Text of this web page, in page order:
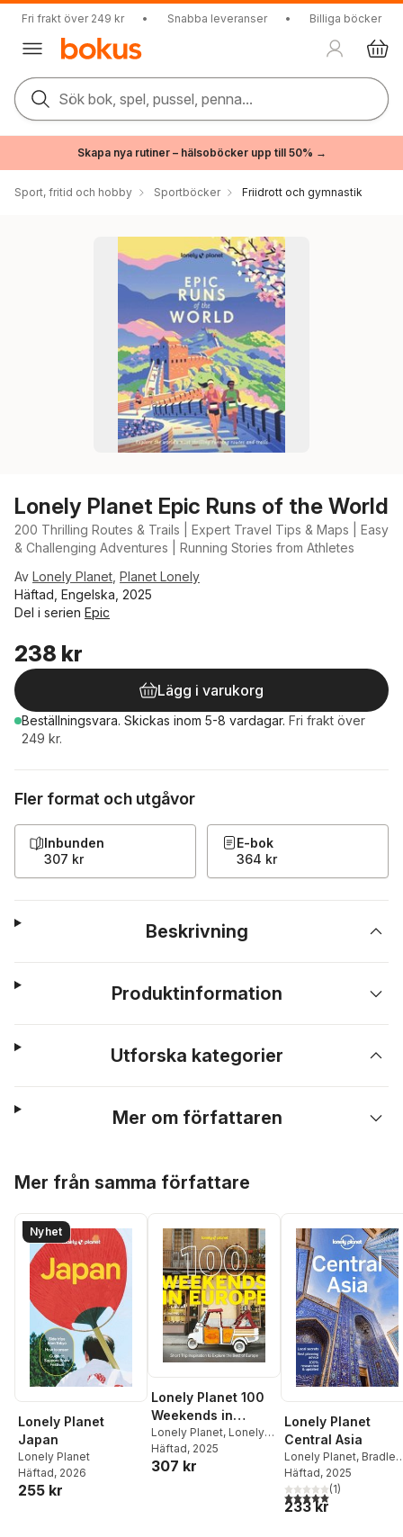
Fri frakt över 249 kr • Snabba leveranser • Billiga böcker
Sök bok, spel, pussel, penna...
Skapa nya rutiner – hälsoböcker upp till 50% →
Sport, fritid och hobby Sportböcker Friidrott och gymnastik
Lonely Planet Epic Runs of the World
200 Thrilling Routes & Trails | Expert Travel Tips & Maps | Easy
& Challenging Adventures | Running Stories from Athletes
Av Lonely Planet Planet Lonely
Häftad, Engelska, 2025
Del i serien Epic
238 kr
Lägg i varukorg
Beställningsvara. Skickas inom 5-8 vardagar. Fri frakt över
249 kr.
Fler format och utgåvor
Inbunden
307 kr
E-bok
364 kr
Beskrivning
Produktinformation
Utforska kategorier
Mer om författaren
Mer från samma författare
Nyhet
Lonely Planet
Japan
Lonely Planet
Häftad, 2026
255 kr
Lonely Planet 100
Weekends in
Europe
Lonely Planet, Lonely
Planet
Häftad, 2025
307 kr
Lonely Planet
Central Asia
Lonely Planet, Bradley
Mayhew,Mark Elliott
Anna Kaminski
Stephen Lioy
Häftad, 2025
5,0utav 5 stjärnor.
(1)
233 kr